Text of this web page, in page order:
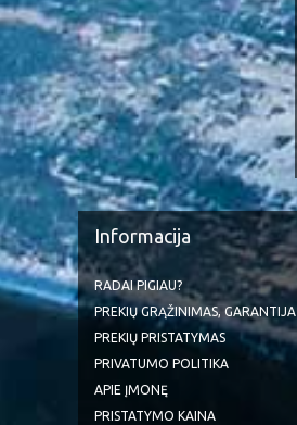
Informacija
RADAI PIGIAU?
PREKIŲ GRĄŽINIMAS, GARANTIJA
PREKIŲ PRISTATYMAS
PRIVATUMO POLITIKA
APIE ĮMONĘ
PRISTATYMO KAINA